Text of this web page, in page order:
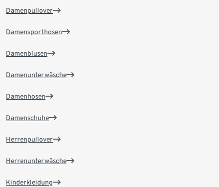
Damenpullover
Damensporthosen
Damenblusen
Damenunterwäsche
Damenhosen
Damenschuhe
Herrenpullover
Herrenunterwäsche
Kinderkleidung